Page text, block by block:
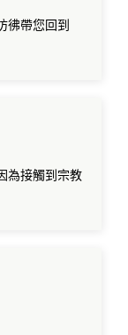
彿帶您回到
為接觸到宗教